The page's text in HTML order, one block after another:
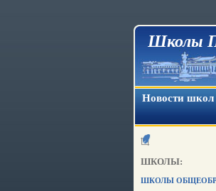
Школы
Новости школ
ШКОЛЫ:
ШКОЛЫ